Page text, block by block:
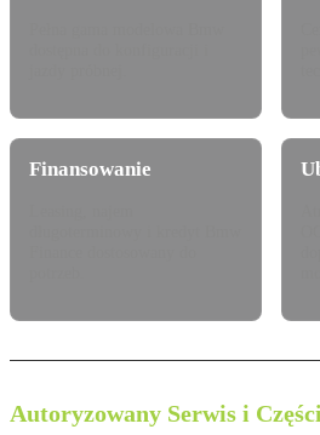
Finansowanie
Autoryzowany Serwis i